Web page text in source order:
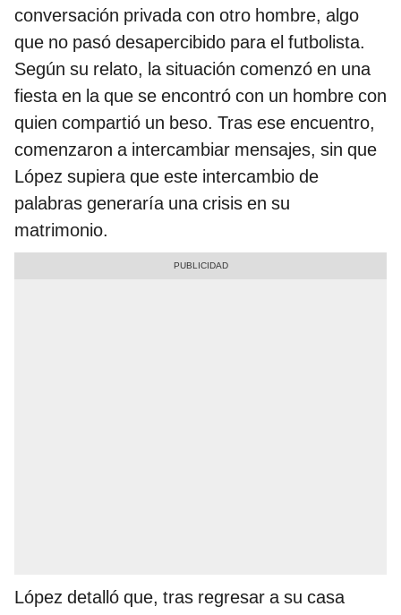
conversación privada con otro hombre, algo
que no pasó desapercibido para el futbolista.
Según su relato, la situación comenzó en una
fiesta en la que se encontró con un hombre con
quien compartió un beso. Tras ese encuentro,
comenzaron a intercambiar mensajes, sin que
López supiera que este intercambio de
palabras generaría una crisis en su
matrimonio.
López detalló que, tras regresar a su casa